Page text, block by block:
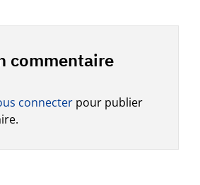
commentaire
connecter pour publier